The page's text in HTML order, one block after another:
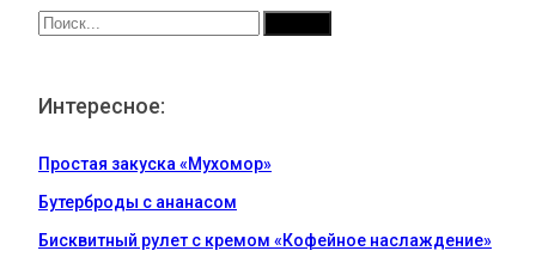
Интересное:
Простая закуска «Мухомор»
Бутерброды с ананасом
Бисквитный рулет с кремом «Кофейное наслаждение»